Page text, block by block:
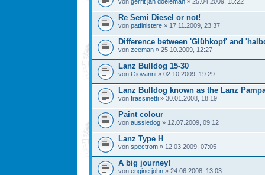
Re Semi Diesel or not!
von patfinistere » 17.11.2009, 23:37
Difference between 'Glühkopf' and
von zeeman » 25.10.2009, 12:27
Lanz Bulldog 15-30
von Giovanni » 02.10.2009, 19:29
Lanz Bulldog known as the Lanz
von frassinetti » 30.01.2008, 18:19
Paint colour
von aussiedog » 12.07.2009, 09:12
Lanz Type H
von spectrom » 12.03.2009, 07:05
A big journey!
von engine john » 24.06.2008, 13:03